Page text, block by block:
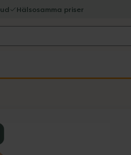
Hälsosamma priser